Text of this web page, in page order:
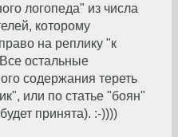
логопеда" из числа
которому
на реплику "к
остальные
содержания тереть
или по статье "боян"
принята). :-))))